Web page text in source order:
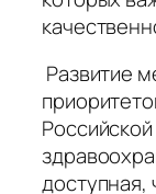
Развитие
доступная,